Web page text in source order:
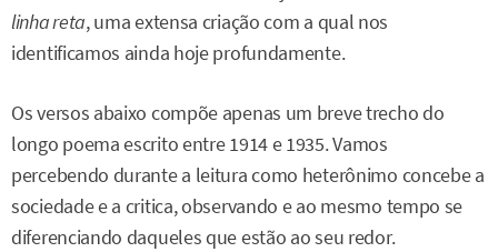
linha reta, uma extensa criação com a qual nos
identificamos ainda hoje profundamente.
Os versos abaixo compõe apenas um breve trecho do
longo poema escrito entre 1914 e 1935. Vamos
percebendo durante a leitura como heterônimo concebe a
sociedade e a critica, observando e ao mesmo tempo se
diferenciando daqueles que estão ao seu redor.